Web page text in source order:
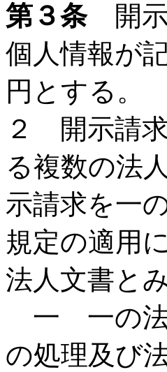
第３条
開
個人情報が
円とする。
２ 開示請
る複数の法
示請求を一
規定の適用
法人文書と
一 一の法
の処理及び